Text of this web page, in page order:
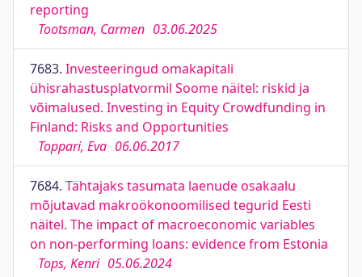
reporting
Tootsman, Carmen 03.06.2025
7683. Investeeringud omakapitali
ühisrahastusplatvormil Soome näitel: riskid ja
võimalused. Investing in Equity Crowdfunding in
Finland: Risks and Opportunities
Toppari, Eva 06.06.2017
7684. Tähtajaks tasumata laenude osakaalu
mõjutavad makroökonoomilised tegurid Eesti
näitel. The impact of macroeconomic variables
on non-performing loans: evidence from Estonia
Tops, Kenri 05.06.2024